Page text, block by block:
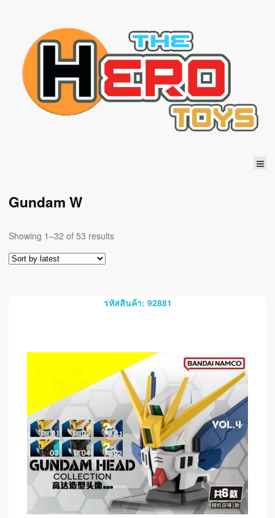
Gundam W
Showing 1–32 of 53 results
รหัสสินค้า: 92881